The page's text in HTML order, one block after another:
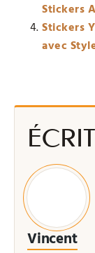
Stickers
Stickers
avec
Vincent